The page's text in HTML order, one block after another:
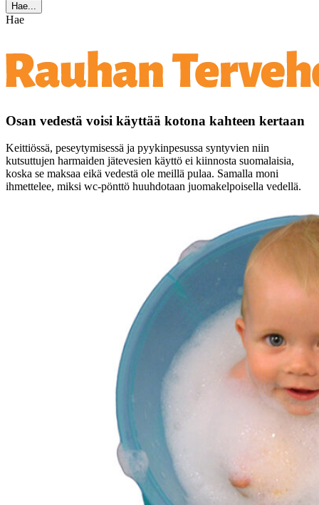
Hae...
Hae
Osan vedestä voisi käyttää kotona kahteen kertaan
Keittiössä, peseytymisessä ja pyykinpesussa syntyvien niin
kutsuttujen harmaiden jätevesien käyttö ei kiinnosta suomalaisia,
koska se maksaa eikä vedestä ole meillä pulaa. Samalla moni
ihmettelee, miksi wc-pönttö huuhdotaan juomakelpoisella vedellä.